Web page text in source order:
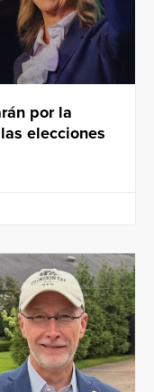
por la
elecciones